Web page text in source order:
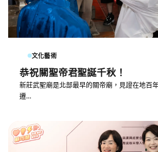
文化藝術
恭祝關聖帝君聖誕千秋！
新莊武聖廟是北部最早的關帝廟，見證在地百
遷…